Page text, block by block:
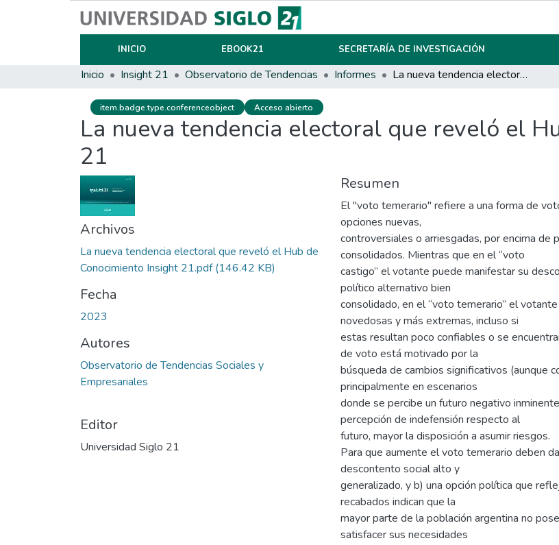
INICIO EBOOK21 SECRETARÍA DE INVESTIGACIÓN
Inicio Insight 21 Observatorio de Tendencias Informes La nueva tendencia electoral que reveló el Hub de Conocimiento Insight 21
item.badge.type.conferenceobject Acceso abierto
La nueva tendencia electoral que reveló el
21
Archivos
La nueva tendencia electoral que reveló el Hub de
Conocimiento Insight 21.pdf(146.42 KB)
Fecha
2023
Autores
Observatorio de Tendencias Sociales y
Empresariales
Editor
Universidad Siglo 21
Resumen
El "voto temerario" refiere a una forma de
opciones nuevas,
controversiales o arriesgadas, por encima de
consolidados. Mientras que en el “voto
castigo” el votante puede manifestar su
político alternativo bien
consolidado, en el “voto temerario” el
novedosas y más extremas, incluso si
estas resultan poco confiables o se
de voto está motivado por la
búsqueda de cambios significativos (aunque
principalmente en escenarios
donde se percibe un futuro negativo
percepción de indefensión respecto al
futuro, mayor la disposición a asumir riesgos.
Para que aumente el voto temerario deben
descontento social alto y
generalizado, y b) una opción política que
recabados indican que la
mayor parte de la población argentina no
satisfacer sus necesidades